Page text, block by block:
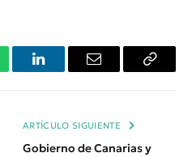
LinkedInEmail
Copiar
ARTÍCULO SIGUIENTE
Gobierno de Canarias y